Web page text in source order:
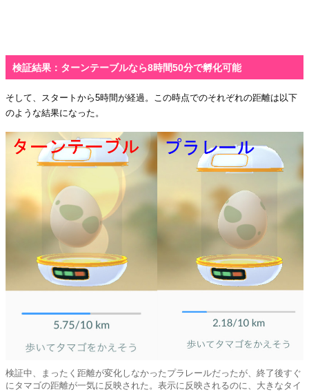
検証結果：ターンテーブルなら8時間50分で孵化可能
そして、スタートから5時間が経過。この時点でのそれぞれの距離は以下
のような結果になった。
検証中、まったく距離が変化しなかったプラレールだったが、終了後すぐ
にタマゴの距離が一気に反映された。表示に反映されるのに、大きなタイ